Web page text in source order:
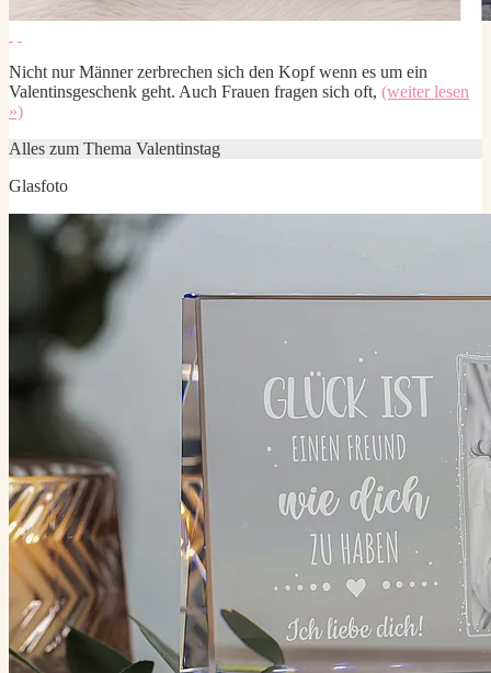
Nicht nur Männer zerbrechen sich den Kopf wenn es um ein
Valentinsgeschenk geht. Auch Frauen fragen sich oft, (weiter lesen
»)
Alles zum Thema Valentinstag
Glasfoto